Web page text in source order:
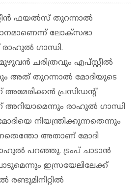
ഫയല്‍സ് തുറന്നാല്‍
ലോക്‌സഭാ
രാഹുല്‍ ഗാന്ധി.
മുഴുവന്‍ ചരിത്രവും എപ്സ്റ്റീല്‍
അത് തുറന്നാല്‍ മോദിയുടെ
പ്രസിഡന്റ്
രാഹുല്‍ ഗാന്ധി
നിയന്ത്രിക്കുന്നതെന്നും
അതാണ് മോദി
പറഞ്ഞു. ട്രംപ് ചാടാന്‍
ഇസ്രയേലിലേക്ക്